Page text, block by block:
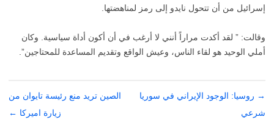
إسرائيل من أن تتحول نايدو إلى رمز لمناهضتها.
وقالت: ” لقد أكدت مراراً أنني لا أرغب في أن أكون أداة سياسية. وكان
أملي الوحيد هو لقاء الناس، وعيش الواقع وتقديم المساعدة للمحتاجين”.
تصفّح
المقالات
→ روسيا: الوجود الإيراني في سوريا
شرعي
الصين تريد منع رئيسة تايوان من
زيارة اميركا ←